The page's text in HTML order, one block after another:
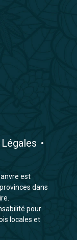
•
est
dans
pour
locales et